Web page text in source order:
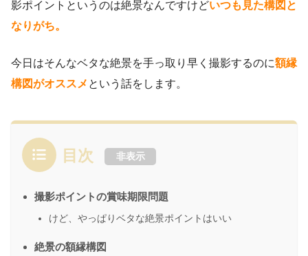
影ポイントというのは絶景なんですけどいつも見た構図と
なりがち。
今日はそんなベタな絶景を手っ取り早く撮影するのに額縁
構図がオススメ という話をします。
目次 非表示
撮影ポイントの賞味期限問題
けど、やっぱりベタな絶景ポイントはいい
絶景の額縁構図